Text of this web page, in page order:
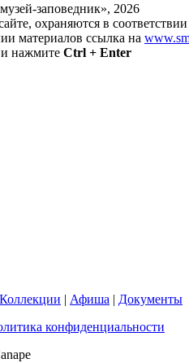
заповедник», 2026
охраняются в
материалов ссылка на
нажмите Ctrl + Enter
Коллекции | Афиша | Документы
конфиденциальности